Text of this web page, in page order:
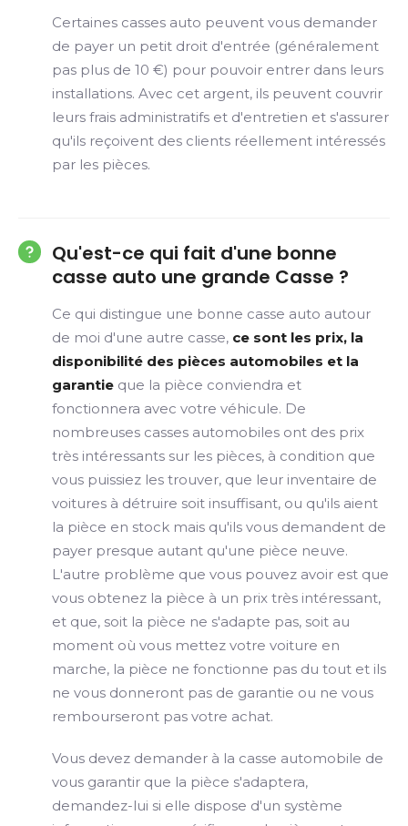
Certaines casses auto peuvent vous demander
de payer un petit droit d'entrée (généralement
pas plus de 10 €) pour pouvoir entrer dans leurs
installations. Avec cet argent, ils peuvent couvrir
leurs frais administratifs et d'entretien et s'assurer
qu'ils reçoivent des clients réellement intéressés
par les pièces.
Qu'est-ce qui fait d'une bonne
casse auto une grande Casse ?
Ce qui distingue une bonne casse auto autour
de moi d'une autre casse, ce sont les prix, la
disponibilité des pièces automobiles et la
garantie que la pièce conviendra et
fonctionnera avec votre véhicule. De
nombreuses casses automobiles ont des prix
très intéressants sur les pièces, à condition que
vous puissiez les trouver, que leur inventaire de
voitures à détruire soit insuffisant, ou qu'ils aient
la pièce en stock mais qu'ils vous demandent de
payer presque autant qu'une pièce neuve.
L'autre problème que vous pouvez avoir est que
vous obtenez la pièce à un prix très intéressant,
et que, soit la pièce ne s'adapte pas, soit au
moment où vous mettez votre voiture en
marche, la pièce ne fonctionne pas du tout et ils
ne vous donneront pas de garantie ou ne vous
rembourseront pas votre achat.
Vous devez demander à la casse automobile de
vous garantir que la pièce s'adaptera,
demandez-lui si elle dispose d'un système